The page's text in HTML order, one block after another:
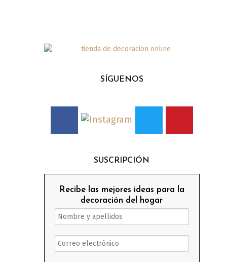
SÍGUENOS
SUSCRIPCIÓN
Recibe las mejores ideas para la
decoración del hogar